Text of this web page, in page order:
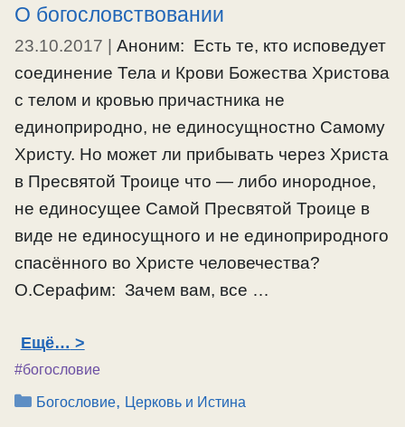
О богословствовании
23.10.2017 | Аноним: Есть те, кто исповедует
соединение Тела и Крови Божества Христова
с телом и кровью причастника не
единоприродно, не единосущностно Самому
Христу. Но может ли прибывать через Христа
в Пресвятой Троице что — либо инородное,
не единосущее Самой Пресвятой Троице в
виде не единосущного и не единоприродного
спасённого во Христе человечества?
О.Серафим: Зачем вам, все …
Ещё…
#богословие
Рубрики
Богословие, Церковь и Истина